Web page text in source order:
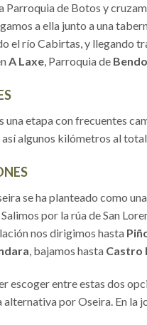
Parroquia de Botos y
a ella junto a una
el río Cabirtas, y llegando
A Laxe, Parroquia de
una etapa con frecuentes
algunos kilómetros al
se ha planteado como
Salimos por la rúa de San
nos dirigimos hasta
, bajamos hasta Castro
escoger entre estas dos
alternativa por Oseira. En la